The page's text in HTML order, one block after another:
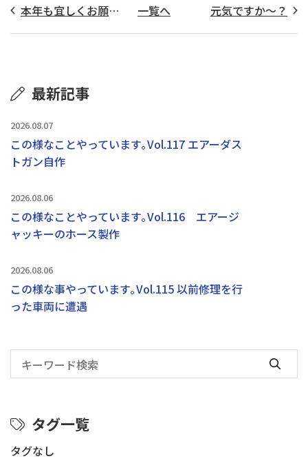
本年も宜しくお願いします！ 一覧へ 元気ですか～？
最新記事
2026.08.07
この様なことやっています｡Vol.117 エアーダス
トガン自作
2026.08.06
この様なことやっています｡Vol.116 エアージ
ャッキーのホース製作
2026.08.06
この様な事やっています｡Vol.115 以前修理を行
った車両に遭遇
タグ一覧
タグなし